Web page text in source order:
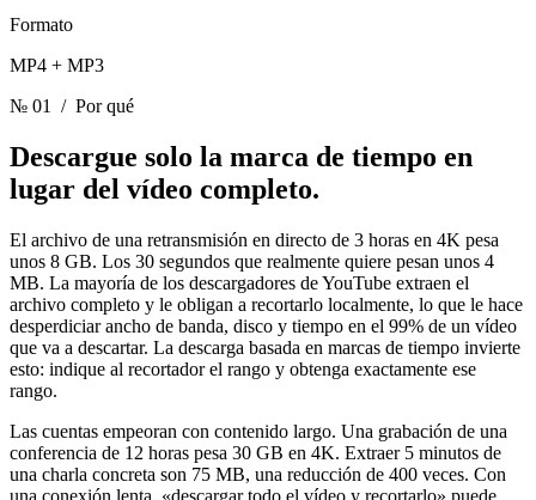
Formato
MP4 + MP3
№ 01
/ Por qué
Descargue solo la marca de tiempo en
lugar del vídeo completo.
El archivo de una retransmisión en directo de 3 horas en 4K pesa
unos 8 GB. Los 30 segundos que realmente quiere pesan unos 4
MB. La mayoría de los descargadores de YouTube extraen el
archivo completo y le obligan a recortarlo localmente, lo que le hace
desperdiciar ancho de banda, disco y tiempo en el 99% de un vídeo
que va a descartar. La descarga basada en marcas de tiempo invierte
esto: indique al recortador el rango y obtenga exactamente ese
rango.
Las cuentas empeoran con contenido largo. Una grabación de una
conferencia de 12 horas pesa 30 GB en 4K. Extraer 5 minutos de
una charla concreta son 75 MB, una reducción de 400 veces. Con